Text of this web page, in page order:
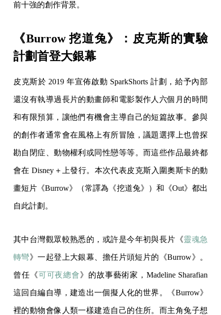
前十強的創作背景。
《Burrow 挖道兔》：皮克斯的實驗
計劃首登大銀幕
皮克斯於 2019 年宣佈啟動 SparkShorts 計劃，給予內部
還沒有執導過長片的動畫師和電影製作人六個月的時間
和有限預算，讓他們有機會主導自己的短篇故事。參與
的創作者通常會在風格上有所冒險，議題選擇上也曾探
勘自閉症、動物權利或同性戀等等。而這些作品最終都
會在 Disney＋上發行。本次代表皮克斯入圍奧斯卡的動
畫短片《Burrow》（常譯為《挖道兔》）和《Out》都出
自此計劃。
其中台灣觀眾較熟悉的，或許是今年初與長片《靈魂急
轉彎》一起登上大銀幕、擔任片頭短片的《Burrow》。
曾任《可可夜總會》的故事藝術家，Madeline Sharafian
這回自編自導，建造出一個擬人化的世界。《Burrow》
裡的動物會像人類一樣建造自己的住所。而主角兔子想